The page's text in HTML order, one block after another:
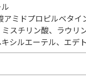
ミドプロピルベタイ
スチリン酸、ラウリ
シルエーテル、エデ